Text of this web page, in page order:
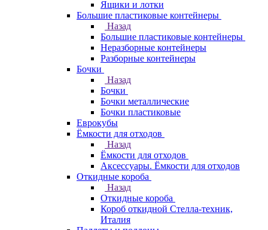
Ящики и лотки
Большие пластиковые контейнеры
Назад
Большие пластиковые контейнеры
Неразборные контейнеры
Разборные контейнеры
Бочки
Назад
Бочки
Бочки металлические
Бочки пластиковые
Еврокубы
Ёмкости для отходов
Назад
Ёмкости для отходов
Аксессуары. Ёмкости для отходов
Откидные короба
Назад
Откидные короба
Короб откидной Стелла-техник,
Италия